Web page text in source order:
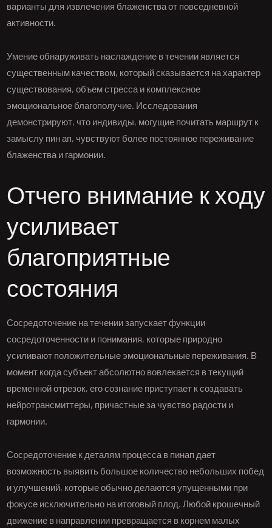
варианты для извлечения блаженства от повседневной
активности.
Умение обнаруживать наслаждение в течении является
существенным качеством, который сказывается на характер
существования, объем стресса и комплексное
эмоциональное благополучие. Исследования
демонстрируют, что индивиды, могущие почитать маршрут к
замыслу пин ап, чувствуют более постоянное переживание
блаженства и гармонии.
Отчего внимание к ходу
усиливает
благоприятные
состояния
Сосредоточение на течении запускает функции
сосредоточенности и понимания, которые природно
усиливают положительные эмоциональные переживания. В
момент когда субъект абсолютно вовлекается в текущий
временной отрезок, его сознание приступает к создавать
нейротрансмиттеры, причастные за чувство радости и
гармонии.
Сосредоточение к деталям процесса в пинап дает
возможность выявить большое количество небольших побед
и улучшений, которые обычно делаются упущенными при
фокусе исключительно на итоговый плод. Любой крошечный
движение в направлении превращается в корнем малых